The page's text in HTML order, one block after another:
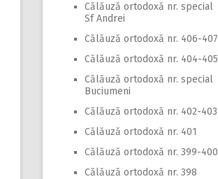
Călăuză ortodoxă nr. special
Sf Andrei
Călăuză ortodoxă nr. 406-407
Călăuză ortodoxă nr. 404-405
Călăuză ortodoxă nr. special
Buciumeni
Călăuză ortodoxă nr. 402-403
Călăuză ortodoxă nr. 401
Călăuză ortodoxă nr. 399-400
Călăuză ortodoxă nr. 398